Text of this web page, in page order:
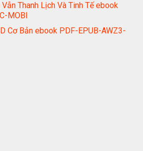
Thanh Lịch Và Tinh Tế ebook
MOBI
Cơ Bản ebook PDF-EPUB-AWZ3-